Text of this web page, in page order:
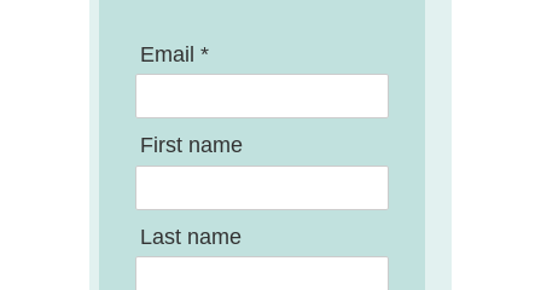
Email *
First name
Last name